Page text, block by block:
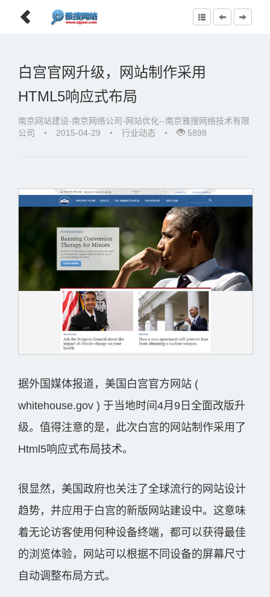
白宫官网升级，网站制作采用
HTML5响应式布局
南京网站建设-南京网络公司-网站优化--南京雅搜网络技术有限
公司
• 2015-04-29 • 行业动态 • 5898
据外国媒体报道，美国白宫官方网站 (
whitehouse.gov ) 于当地时间4月9日全面改版升
级。值得注意的是，此次白宫的网站制作采用了
Html5响应式布局技术。
很显然，美国政府也关注了全球流行的网站设计
趋势，并应用于白宫的新版网站建设中。这意味
着无论访客使用何种设备终端，都可以获得最佳
的浏览体验，网站可以根据不同设备的屏幕尺寸
自动调整布局方式。